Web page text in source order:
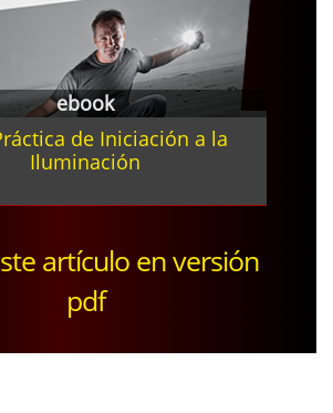
ebook
de Iniciación a la
Iluminación
artículo en versión
pdf